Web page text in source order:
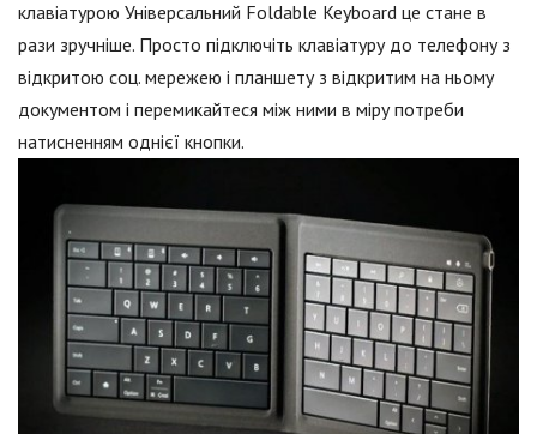
клавіатурою Універсальний Foldable Keyboard це стане в
рази зручніше. Просто підключіть клавіатуру до телефону з
відкритою соц. мережею і планшету з відкритим на ньому
документом і перемикайтеся між ними в міру потреби
натисненням однієї кнопки.